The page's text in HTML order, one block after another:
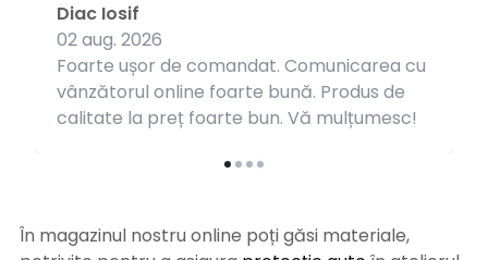
Foarte ușor de comandat. Comunicarea cu
vânzătorul online foarte bună. Produs de
calitate la preț foarte bun. Vă mulțumesc!
Diac Iosif
02 aug. 2026
În magazinul nostru online poți găsi materiale,